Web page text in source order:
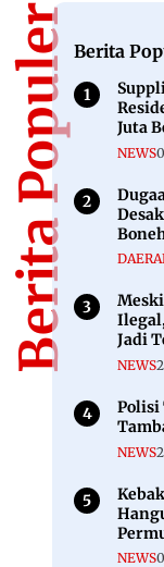
Berita PopulerBerita
Juta
NEWS
Jadi
NEWS
Polisi
NEWS
NEWS